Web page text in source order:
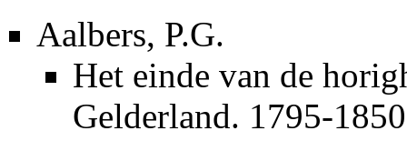
Aalbers, P.G.
Het einde van de
Gelderland. 1795-